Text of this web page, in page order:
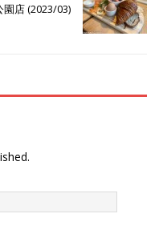
店 (2023/03)